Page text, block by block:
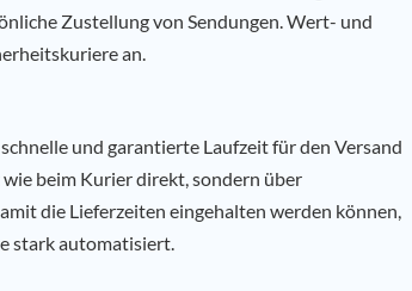
Zustellung von Sendungen. Wert- und
an.
und garantierte Laufzeit für den Versand
beim Kurier direkt, sondern über
die Lieferzeiten eingehalten werden können,
stark automatisiert.